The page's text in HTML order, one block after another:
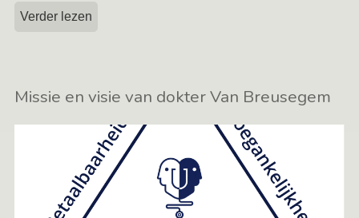
Verder lezen
Missie en visie van dokter Van Breusegem